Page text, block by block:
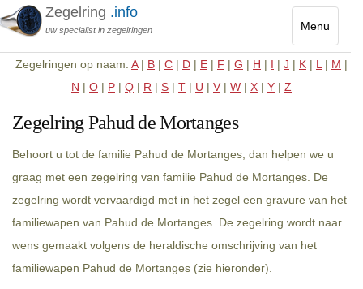
Menu
Toggle
Zegelring .info
uw specialist in zegelringen
Zegelringen op naam: A| B | C | D | E | F | G | H | I | J | K | L | M |
N | O | P | Q | R | S | T | U | V | W | X | Y | Z
Zegelring Pahud de Mortanges
Behoort u tot de familie Pahud de Mortanges, dan helpen we u
graag met een zegelring van familie Pahud de Mortanges. De
zegelring wordt vervaardigd met in het zegel een gravure van het
familiewapen van Pahud de Mortanges. De zegelring wordt naar
wens gemaakt volgens de heraldische omschrijving van het
familiewapen Pahud de Mortanges (zie hieronder).